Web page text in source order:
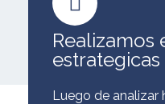
Realizamos
estrategicas
Luego de analizar